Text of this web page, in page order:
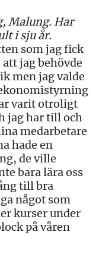
Malung. Har
i sju år.
som jag fick
jag behövde
men jag valde
varit otroligt
jag har till och
medarbetare
hade en
de ville
bara lära oss
till bra
något som
kurser under
på våren